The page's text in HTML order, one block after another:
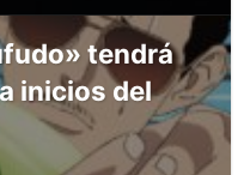
tendrá
inicios del